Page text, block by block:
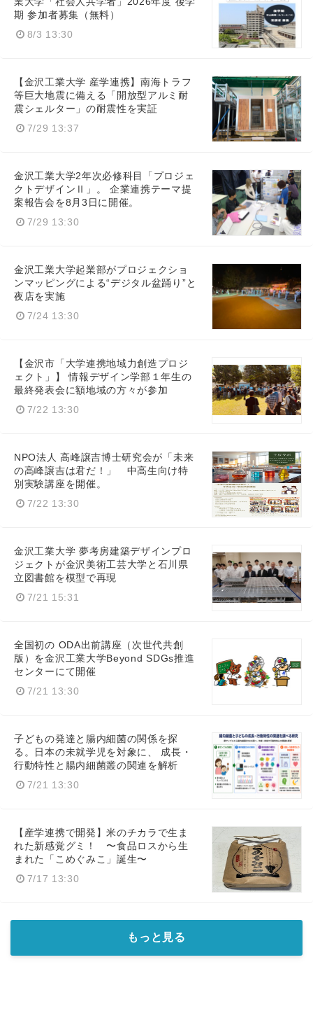
期 参加者募集（無料）
8/3 13:30
【金沢工業大学 産学連携】南海トラフ
等巨大地震に備える「開放型アルミ耐
震シェルター」の耐震性を実証
7/29 13:37
金沢工業大学2年次必修科目「プロジェ
クトデザインⅡ」。 企業連携テーマ提
案報告会を8月3日に開催。
7/29 13:30
金沢工業大学起業部がプロジェクショ
ンマッピングによる“デジタル盆踊り”と
夜店を実施
7/24 13:30
【金沢市「大学連携地域力創造プロジ
ェクト」】 情報デザイン学部１年生の
最終発表会に額地域の方々が参加
7/22 13:30
NPO法人 高峰譲吉博士研究会が「未来
の高峰譲吉は君だ！」 中高生向け特
別実験講座を開催。
7/22 13:30
金沢工業大学 夢考房建築デザインプロ
ジェクトが金沢美術工芸大学と石川県
立図書館を模型で再現
7/21 15:31
全国初の ODA出前講座（次世代共創
版）を金沢工業大学Beyond SDGs推進
センターにて開催
7/21 13:30
子どもの発達と腸内細菌の関係を探
る。日本の未就学児を対象に、 成長・
行動特性と腸内細菌叢の関連を解析
7/21 13:30
【産学連携で開発】米のチカラで生ま
れた新感覚グミ！ 〜食品ロスから生
まれた「こめぐみこ」誕生〜
7/17 13:30
もっと見る
Japanese
English